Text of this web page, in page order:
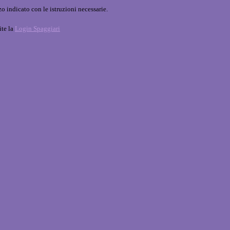
indicato con le istruzioni necessarie.
la Login Spaggiari